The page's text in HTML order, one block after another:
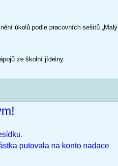
úkolů podle pracovních sešitů „Malý
ze školní jídelny.
putovala na konto nadace